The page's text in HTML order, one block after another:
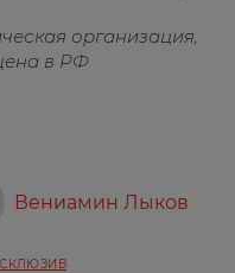
организация,
в РФ
Вениамин Лыков